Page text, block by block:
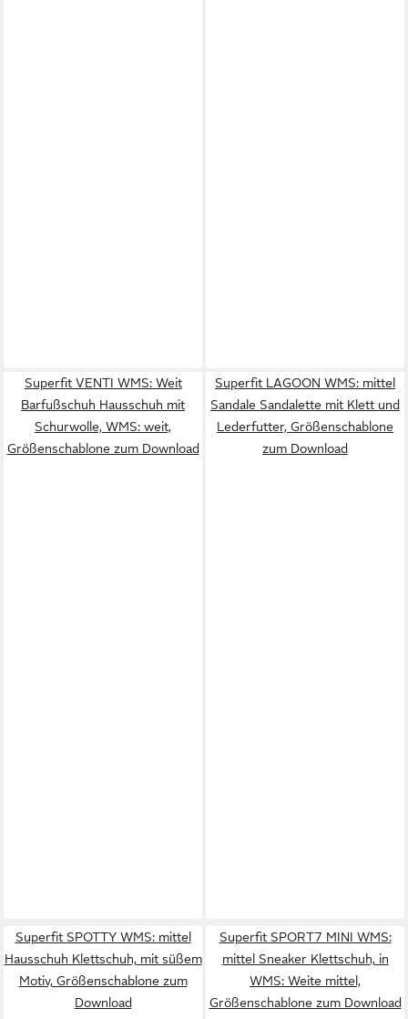
Superfit VENTI WMS: Weit
Barfußschuh Hausschuh mit
Schurwolle, WMS: weit,
Größenschablone zum Download
Superfit LAGOON WMS: mittel
Sandale Sandalette mit Klett und
Lederfutter, Größenschablone
zum Download
Superfit SPOTTY WMS: mittel
Hausschuh Klettschuh, mit süßem
Motiv, Größenschablone zum
Download
Superfit SPORT7 MINI WMS:
mittel Sneaker Klettschuh, in
WMS: Weite mittel,
Größenschablone zum Download